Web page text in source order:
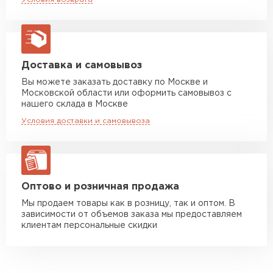
макс. длина груза 13,5 м
Манипулятор до 5 тн
макс. длина груза 6 м
Манипулятор до 10 тн
макс. длина груза 8 м
Манипулятор до 20 тн
Доставка и самовывоз
Вы можете заказать доставку по Москве и
Московской области или оформить самовывоз с
нашего склада в Москве
Условия доставки и самовывоза
Оптово и розничная продажа
Мы продаем товары как в розницу, так и оптом. В
зависимости от объемов заказа мы предоставляем
клиентам персональные скидки